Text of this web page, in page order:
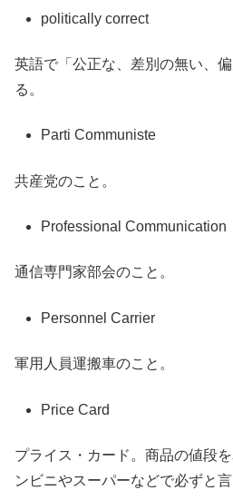
politically correct
英語で「公正な、差別の無い、
る。
Parti Communiste
共産党のこと。
Professional Communication
通信専門家部会のこと。
Personnel Carrier
軍用人員運搬車のこと。
Price Card
プライス・カード。商品の値段
ンビニやスーパーなどで必ずと